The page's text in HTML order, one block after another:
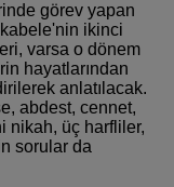
görev yapan
ikinci
varsa o dönem
hayatlarından
anlatılacak.
abdest, cennet,
nikah, üç harfliler,
sorular da